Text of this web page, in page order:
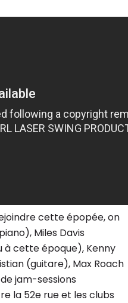
cette épopée, on
Miles Davis
cette époque), Kenny
(guitare), Max Roach
jam-sessions
la 52e rue et les clubs